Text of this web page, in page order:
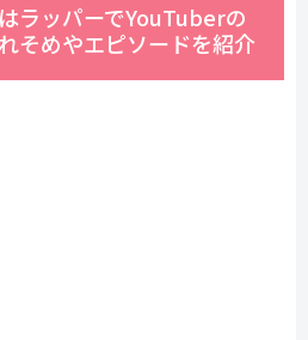
ラッパーでYouTuberの
そめやエピソードを紹介